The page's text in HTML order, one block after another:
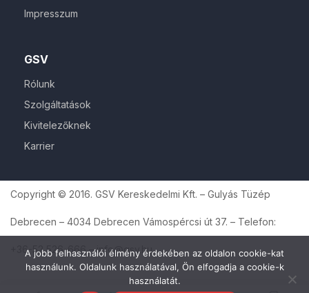
GSV
Rólunk
Szolgáltatások
Kivitelezőknek
Karrier
Impresszum
Copyright © 2016. GSV Kereskedelmi Kft. – Gulyás Tüzép
Debrecen – 4034 Debrecen Vámospércsi út 37. – Telefon:
+36-52 526-666 – info@gsv.hu
A jobb felhasználói élmény érdekében az oldalon cookie-kat
használunk. Oldalunk használatával, Ön elfogadja a cookie-k
használatát.